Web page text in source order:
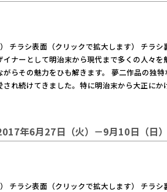
チラシ表面（クリックで拡大します） チラ
ナーとして明治末から現代まで多くの人々
らその魅力をひも解きます。 夢二作品の独
れ続けてきました。特に明治末から大正に
年6月27日（火）－9月10日（日）
チラシ表面（クリックで拡大します） チラ